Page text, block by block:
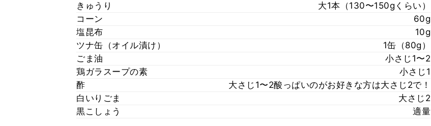
きゅうり
大1本（130〜150gくらい）
コーン
60g
塩昆布
10g
ツナ缶（オイル漬け）
1缶（80g）
ごま油
小さじ1〜2
鶏ガラスープの素
小さじ1
酢
大さじ1〜2酸っぱいのがお好きな方は大さじ2で！
白いりごま
大さじ2
黒こしょう
適量